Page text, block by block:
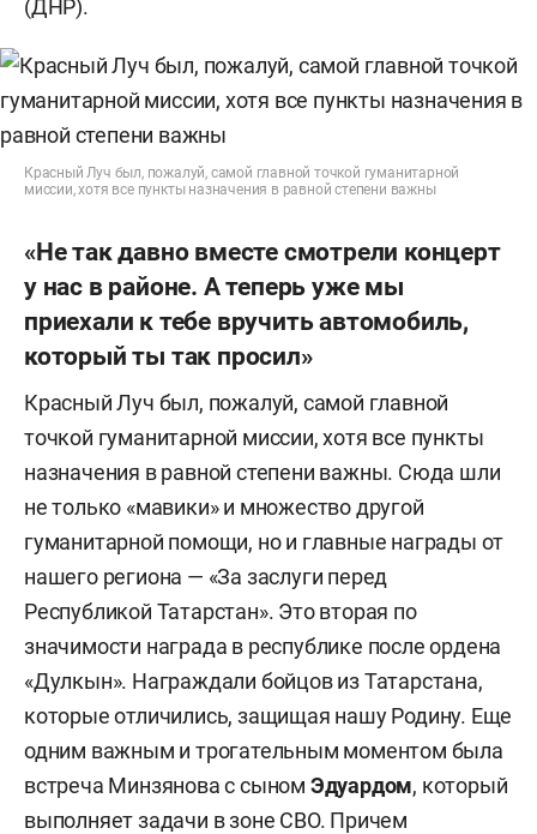
(ДНР).
Красный Луч был, пожалуй, самой главной точкой гуманитарной
миссии, хотя все пункты назначения в равной степени важны
«Не так давно вместе смотрели концерт
у нас в районе. А теперь уже мы
приехали к тебе вручить автомобиль,
который ты так просил»
Красный Луч был, пожалуй, самой главной
точкой гуманитарной миссии, хотя все пункты
назначения в равной степени важны. Сюда шли
не только «мавики» и множество другой
гуманитарной помощи, но и главные награды от
нашего региона — «За заслуги перед
Республикой Татарстан». Это вторая по
значимости награда в республике после ордена
«Дулкын». Награждали бойцов из Татарстана,
которые отличились, защищая нашу Родину. Еще
одним важным и трогательным моментом была
встреча Минзянова с сыном Эдуардом, который
выполняет задачи в зоне СВО. Причем